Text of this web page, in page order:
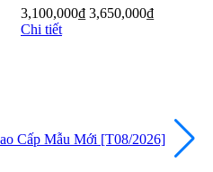
3,650,000₫
3,100,000
10+ Mẫu cửa thép vân gỗ 1